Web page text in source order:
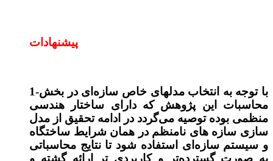
پیشنهادات
1-با توجه به انتخاب مدلهای خاص سازه‌ای در بخش
محاسبات این پژوهش که دارای ساختار هندسی
منظمی بوده توصیه می‌گردد در ادامه تحقیق از مدل
سازی سازه های نامنظم در همان شرایط ساختگاه
و سیستم سازه‌ای استفاده شود تا نتایج محاسباتی